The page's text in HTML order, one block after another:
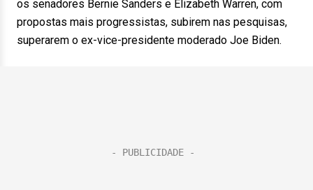
os senadores Bernie Sanders e Elizabeth Warren, com
propostas mais progressistas, subirem nas pesquisas,
superarem o ex-vice-presidente moderado Joe Biden.